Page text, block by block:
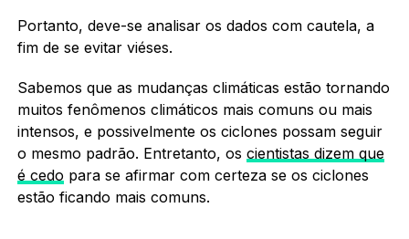
Portanto, deve-se analisar os dados com cautela, a
fim de se evitar viéses.
Sabemos que as mudanças climáticas estão tornando
muitos fenômenos climáticos mais comuns ou mais
intensos, e possivelmente os ciclones possam seguir
o mesmo padrão. Entretanto, os cientistas dizem que
é cedo para se afirmar com certeza se os ciclones
estão ficando mais comuns.